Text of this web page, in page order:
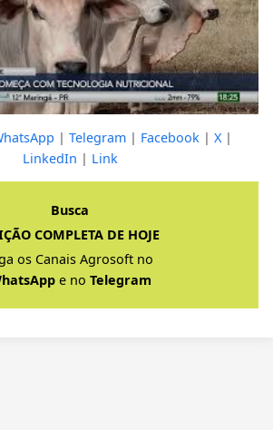
completa
| Telegram| Facebook | X|
LinkedIn | Link
Busca
COMPLETA DE HOJE
os Canais Agrosoft no
e no Telegram